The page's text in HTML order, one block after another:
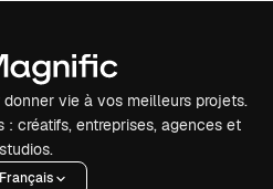
vie à vos meilleurs projets.
: créatifs, entreprises, agences et
studios.
Français